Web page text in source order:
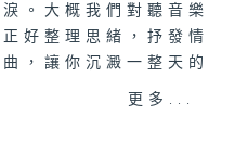
。大概我們對聽音樂
好整理思緒，抒發情
，讓你沉澱一整天的
更多...